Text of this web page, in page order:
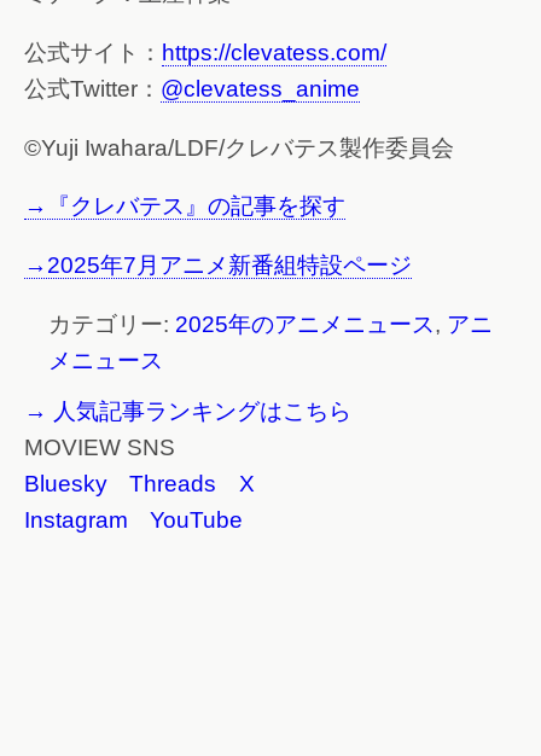
公式サイト： https://clevatess.com/
公式Twitter： @clevatess_anime
©Yuji Iwahara/LDF/クレバテス製作委員会
→『クレバテス』の記事を探す
→2025年7月アニメ新番組特設ページ
カテゴリー: 2025年のアニメニュース, アニ
メニュース
→ 人気記事ランキングはこちら
MOVIEW SNS
Bluesky
Threads
X
Instagram
YouTube